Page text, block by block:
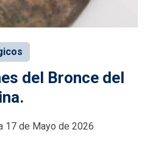
del Bronce del
17 de Mayo de 2026